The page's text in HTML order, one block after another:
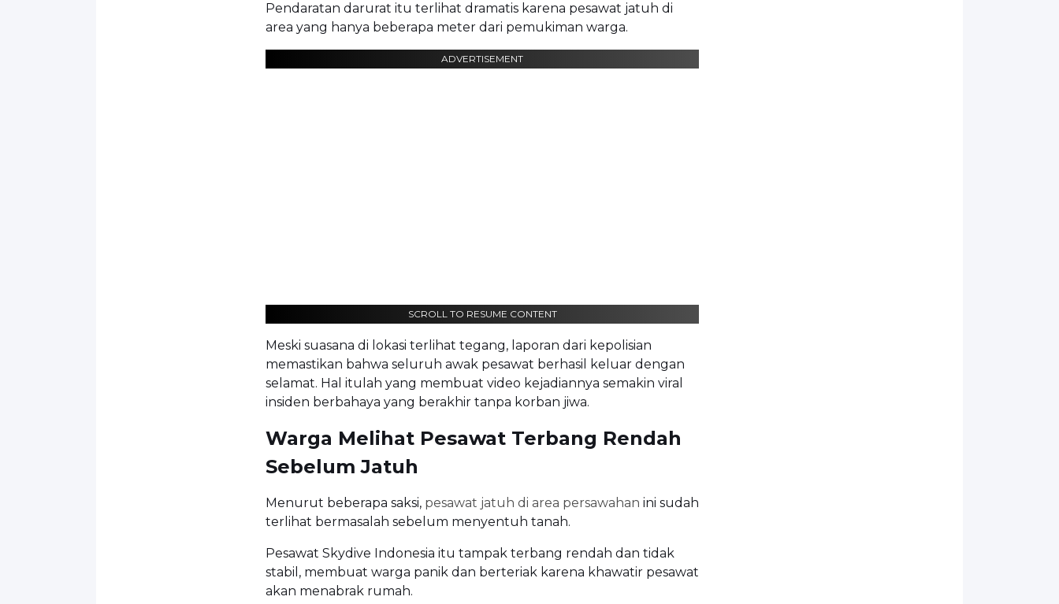
Pendaratan darurat itu terlihat dramatis karena pesawat jatuh di
area yang hanya beberapa meter dari pemukiman warga.
ADVERTISEMENT
SCROLL TO RESUME CONTENT
Meski suasana di lokasi terlihat tegang, laporan dari kepolisian
memastikan bahwa seluruh awak pesawat berhasil keluar dengan
selamat. Hal itulah yang membuat video kejadiannya semakin viral
insiden berbahaya yang berakhir tanpa korban jiwa.
Warga Melihat Pesawat Terbang Rendah
Sebelum Jatuh
Menurut beberapa saksi, pesawat jatuh di area persawahan ini sudah
terlihat bermasalah sebelum menyentuh tanah.
Pesawat Skydive Indonesia itu tampak terbang rendah dan tidak
stabil, membuat warga panik dan berteriak karena khawatir pesawat
akan menabrak rumah.